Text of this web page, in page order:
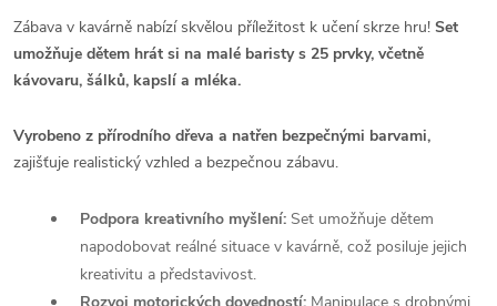
Zábava v kavárně nabízí skvělou příležitost k učení skrze hru! Set
umožňuje dětem hrát si na malé baristy s 25 prvky, včetně
kávovaru, šálků, kapslí a mléka.
Vyrobeno z přírodního dřeva a natřen bezpečnými barvami,
zajišťuje realistický vzhled a bezpečnou zábavu.
Podpora kreativního myšlení: Set umožňuje dětem
napodobovat reálné situace v kavárně, což posiluje jejich
kreativitu a představivost.